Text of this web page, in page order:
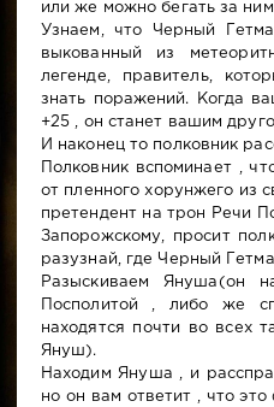
или же можно бегать за
Узнаем, что Черный
выкованный из
легенде, правитель,
знать поражений. Когда
+25 , он станет вашим
И наконец то полковник
Полковник вспоминает ,
от пленного хорунжего из
претендент на трон Речи
Запорожскому, просит
разузнай, где Черный
Разыскиваем Януша(он
Посполитой , либо же
находятся почти во всех
Януш).
Находим Януша , и
но он вам ответит , что